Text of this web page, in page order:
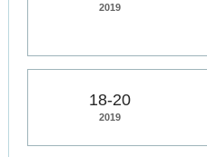
2019
18-20
2019